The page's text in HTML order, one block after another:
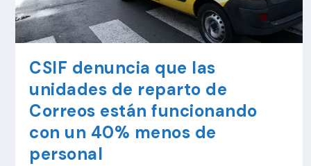
CSIF denuncia que las
unidades de reparto de
Correos están funcionando
con un 40% menos de
personal